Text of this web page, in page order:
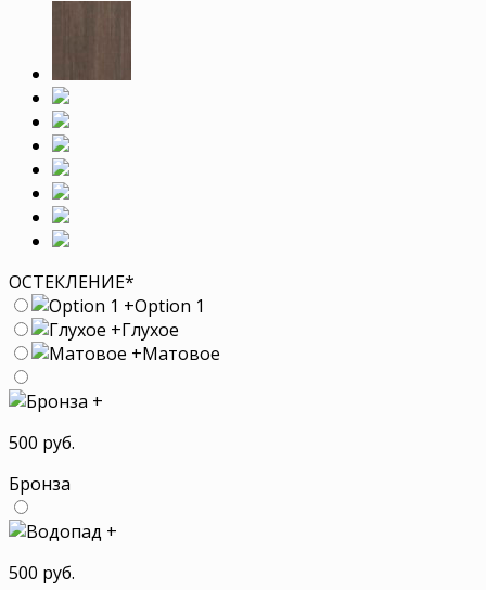
ОСТЕКЛЕНИЕ*
+Option 1
+Глухое
+Матовое
+
500 руб.
Бронза
+
500 руб.